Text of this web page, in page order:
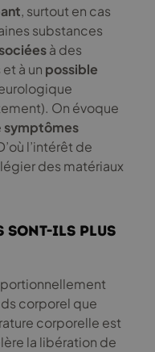
, surtout en cas
substances
à des
à un possible
On évoque
symptômes
l’intérêt de
des matériaux
sont-ils plus
corporel que
corporelle est
la libération de